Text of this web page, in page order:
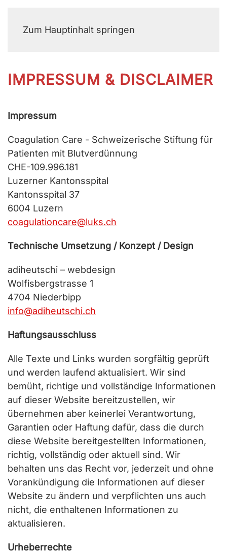
Zum Hauptinhalt springen
IMPRESSUM & DISCLAIMER
Impressum
Coagulation Care - Schweizerische Stiftung für
Patienten mit Blutverdünnung
CHE-109.996.181
Luzerner Kantonsspital
Kantonsspital 37
6004 Luzern
coagulationcare@luks.ch
Technische Umsetzung / Konzept / Design
adiheutschi – webdesign
Wolfisbergstrasse 1
4704 Niederbipp
info@adiheutschi.ch
Haftungsausschluss
Alle Texte und Links wurden sorgfältig geprüft
und werden laufend aktualisiert. Wir sind
bemüht, richtige und vollständige Informationen
auf dieser Website bereitzustellen, wir
übernehmen aber keinerlei Verantwortung,
Garantien oder Haftung dafür, dass die durch
diese Website bereitgestellten Informationen,
richtig, vollständig oder aktuell sind. Wir
behalten uns das Recht vor, jederzeit und ohne
Vorankündigung die Informationen auf dieser
Website zu ändern und verpflichten uns auch
nicht, die enthaltenen Informationen zu
aktualisieren.
Urheberrechte